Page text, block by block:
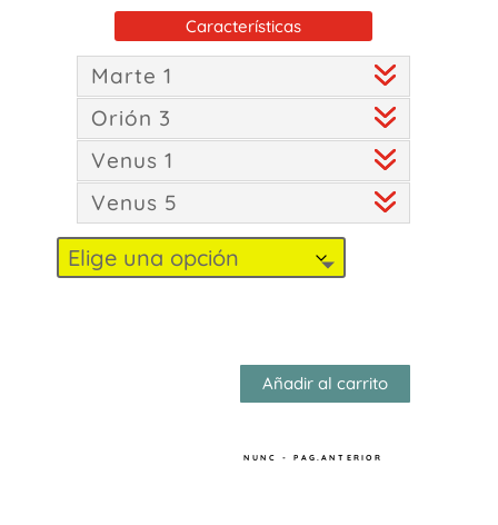
Características
Marte 1
Orión 3
Venus 1
Venus 5
Doble
Añadir al carrito
NUNC - PAG.ANTERIOR